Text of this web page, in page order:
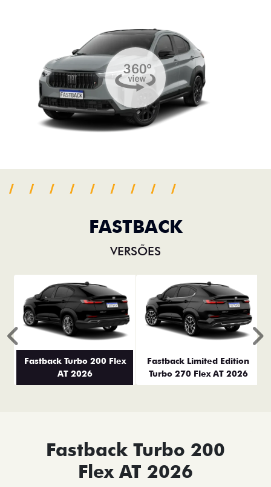
FASTBACK
VERSÕES
Fastback Turbo 200 Flex
AT 2026
Fastback Limited Edition
Turbo 270 Flex AT 2026
Anterior
Fastback Turbo 200
Flex AT 2026